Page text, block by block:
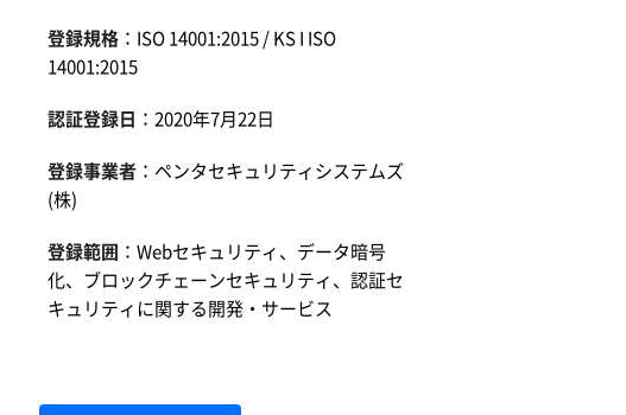
登録規格 ：ISO 14001:2015 / KS I ISO
14001:2015
認証登録日 ：2020年7月22日
登録事業者 ： ペンタセキュリティシステムズ
(株)
登録範囲 ：Webセキュリティ、データ暗号
化、ブロックチェーンセキュリティ、認証セ
キュリティに関する開発・サービス